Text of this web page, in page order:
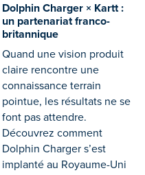
Dolphin Charger × Kartt :
un partenariat franco-
britannique
Quand une vision produit
claire rencontre une
connaissance terrain
pointue, les résultats ne se
font pas attendre.
Découvrez comment
Dolphin Charger s’est
implanté au Royaume-Uni